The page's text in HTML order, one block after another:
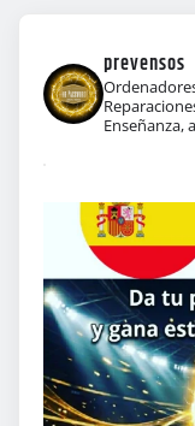
prevensos
Enseñanza,